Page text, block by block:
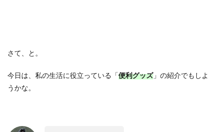
さて、と。
今日は、私の生活に役立っている「便利グッズ」の紹介でもしよ
うかな。